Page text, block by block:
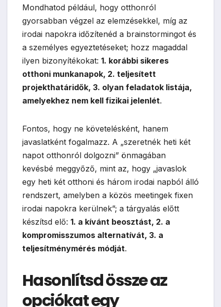
Mondhatod például, hogy otthonról
gyorsabban végzel az elemzésekkel, míg az
irodai napokra időzítenéd a brainstormingot és
a személyes egyeztetéseket; hozz magaddal
ilyen bizonyítékokat: 1. korábbi sikeres
otthoni munkanapok, 2. teljesített
projekthatáridők, 3. olyan feladatok listája,
amelyekhez nem kell fizikai jelenlét.
Fontos, hogy ne követelésként, hanem
javaslatként fogalmazz. A „szeretnék heti két
napot otthonról dolgozni” önmagában
kevésbé meggyőző, mint az, hogy „javaslok
egy heti két otthoni és három irodai napból álló
rendszert, amelyben a közös meetingek fixen
irodai napokra kerülnek”; a tárgyalás előtt
készítsd elő: 1. a kívánt beosztást, 2. a
kompromisszumos alternatívát, 3. a
teljesítménymérés módját.
Hasonlítsd össze az
opciókat egy